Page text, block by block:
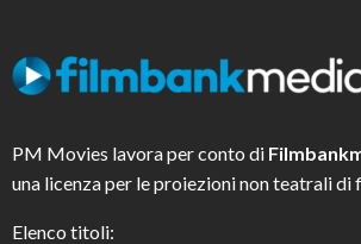
PM Movies lavora per conto di
una licenza per le proiezioni non teatrali
Elenco titoli: